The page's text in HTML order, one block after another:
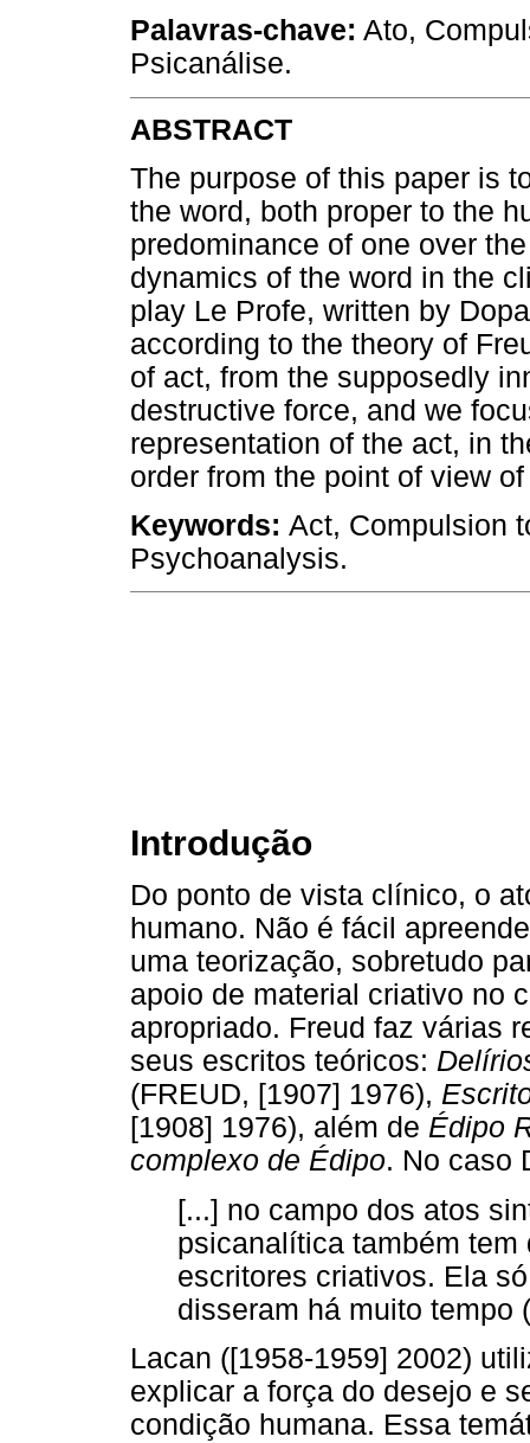
Palavras-chave: Ato,
Psicanálise.
ABSTRACT
The purpose of this paper is
the word, both proper to the
predominance of one over
dynamics of the word in the
play Le Profe, written by
according to the theory of
of act, from the supposedly
destructive force, and we
representation of the act, in
order from the point of view
Keywords: Act, Compulsion
Psychoanalysis.
Introdução
Do ponto de vista clínico, o
humano. Não é fácil
uma teorização, sobretudo
apoio de material criativo no
apropriado. Freud faz várias
seus escritos teóricos:
(FREUD, [1907] 1976),
[1908] 1976), além de Édipo
complexo de Édipo. No caso
[...] no campo dos atos
psicanalítica também
escritores criativos. Ela
disseram há muito tempo
Lacan ([1958-1959] 2002)
explicar a força do desejo e
condição humana. Essa